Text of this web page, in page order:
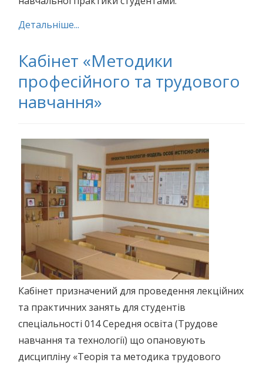
Детальніше...
Кабінет «Методики
професійного та трудового
навчання»
Кабінет призначений для проведення лекційних
та практичних занять для студентів
спеціальності 014 Середня освіта (Трудове
навчання та технології) що опановують
дисципліну «Теорія та методика трудового